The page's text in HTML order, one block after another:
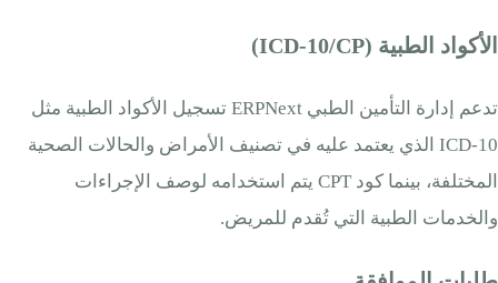
الأكواد الطبية (ICD-10/CP)
تدعم إدارة التأمين الطبي ERPNext تسجيل الأكواد الطبية مثل
ICD-10 الذي يعتمد عليه في تصنيف الأمراض والحالات الصحية
المختلفة، بينما كود CPT يتم استخدامه لوصف الإجراءات
والخدمات الطبية التي تُقدم للمريض.